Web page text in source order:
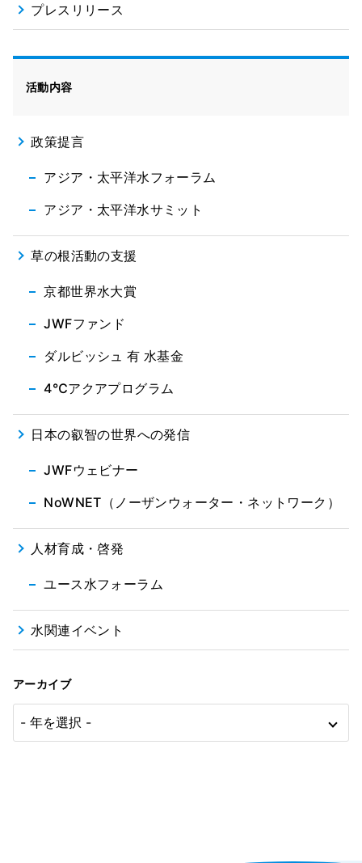
プレスリリース
活動内容
政策提言
アジア・太平洋水フォーラム
アジア・太平洋水サミット
草の根活動の支援
京都世界水大賞
JWFファンド
ダルビッシュ 有 水基金
4℃アクアプログラム
日本の叡智の世界への発信
JWFウェビナー
NoWNET（ノーザンウォーター・ネットワーク）
人材育成・啓発
ユース水フォーラム
水関連イベント
アーカイブ